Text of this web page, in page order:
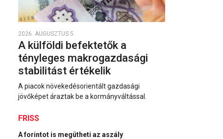
2026. AUGUSZTUS 5.
A külföldi befektetők a
tényleges makrogazdasági
stabilitást értékelik
A piacok növekedésorientált gazdasági
jövőképet áraztak be a kormányváltással.
FRISS
A forintot is megütheti az aszály